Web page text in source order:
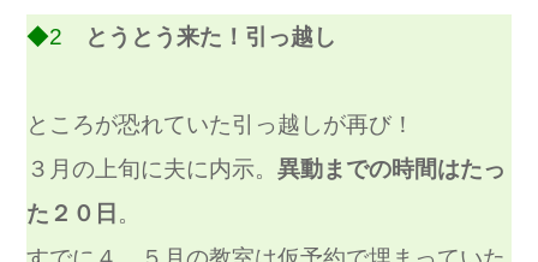
◆2 とうとう来た！引っ越し
ところが恐れていた引っ越しが再び！
３月の上旬に夫に内示。 異動までの時間はたっ
た２０日 。